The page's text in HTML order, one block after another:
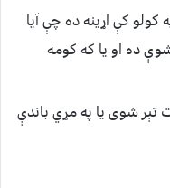
کې اړینه ده چې آیا
ده او یا که کومه
شوی یا په مړي باندې